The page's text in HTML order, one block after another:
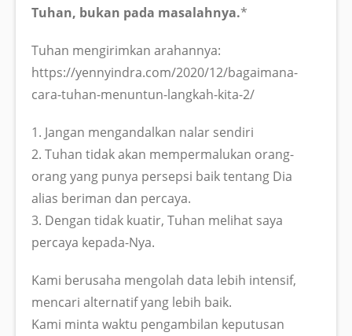
Tuhan, bukan pada masalahnya.*
Tuhan mengirimkan arahannya:
https://yennyindra.com/2020/12/bagaimana-
cara-tuhan-menuntun-langkah-kita-2/
1. Jangan mengandalkan nalar sendiri
2. Tuhan tidak akan mempermalukan orang-
orang yang punya persepsi baik tentang Dia
alias beriman dan percaya.
3. Dengan tidak kuatir, Tuhan melihat saya
percaya kepada-Nya.
Kami berusaha mengolah data lebih intensif,
mencari alternatif yang lebih baik.
Kami minta waktu pengambilan keputusan